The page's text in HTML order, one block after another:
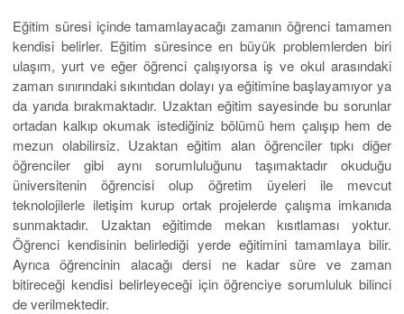
Eğitim süresi içinde tamamlayacağı zamanın öğrenci tamamen
kendisi belirler. Eğitim süresince en büyük problemlerden biri
ulaşım, yurt ve eğer öğrenci çalışıyorsa iş ve okul arasındaki
zaman sınırındaki sıkıntıdan dolayı ya eğitimine başlayamıyor ya
da yarıda bırakmaktadır. Uzaktan eğitim sayesinde bu sorunlar
ortadan kalkıp okumak istediğiniz bölümü hem çalışıp hem de
mezun olabilirsiz. Uzaktan eğitim alan öğrenciler tıpkı diğer
öğrenciler gibi aynı sorumluluğunu taşımaktadır okuduğu
üniversitenin öğrencisi olup öğretim üyeleri ile mevcut
teknolojilerle iletişim kurup ortak projelerde çalışma imkanıda
sunmaktadır. Uzaktan eğitimde mekan kısıtlaması yoktur.
Öğrenci kendisinin belirlediği yerde eğitimini tamamlaya bilir.
Ayrıca öğrencinin alacağı dersi ne kadar süre ve zaman
bitireceği kendisi belirleyeceği için öğrenciye sorumluluk bilinci
de verilmektedir.